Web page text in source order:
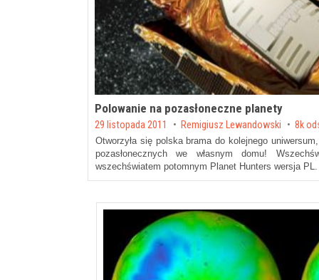
Polowanie na pozasłoneczne planety
Posted on
29 listopada 2011 by Remigiusz Lewandowski 8k
Otworzyła się polska brama do kolejnego
pozasłonecznych we własnym domu!
wszechświatem potomnym Planet Hunters wersja